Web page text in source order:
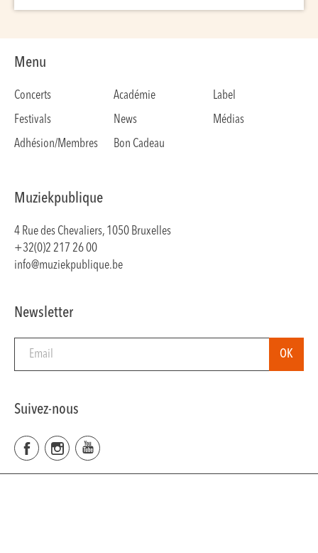
Menu
Concerts Académie
Label
Festivals
News
Médias
Adhésion/Membres
Bon Cadeau
Muziekpublique
4 Rue des Chevaliers, 1050 Bruxelles
+32(0)2 217 26 00
info@muziekpublique.be
Newsletter
Suivez-nous